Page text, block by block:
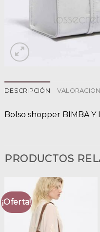
DESCRIPCIÓN
Bolso shopper BIMBA Y
PRODUCTOS
¡Oferta!